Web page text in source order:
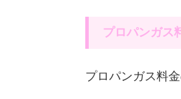
プロパンガス
プロパンガス料